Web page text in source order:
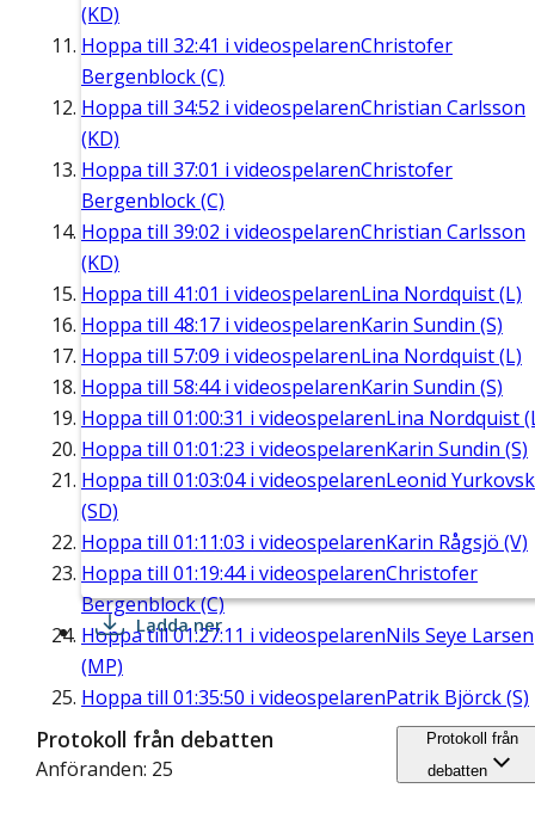
(KD)
Hoppa till 32:41 i videospelarenChristofer
Bergenblock (C)
Hoppa till 34:52 i videospelarenChristian Carlsson
(KD)
Hoppa till 37:01 i videospelarenChristofer
Bergenblock (C)
Hoppa till 39:02 i videospelarenChristian Carlsson
(KD)
Hoppa till 41:01 i videospelarenLina Nordquist (L)
Hoppa till 48:17 i videospelarenKarin Sundin (S)
Hoppa till 57:09 i videospelarenLina Nordquist (L)
Hoppa till 58:44i videospelarenKarin Sundin (S)
Hoppa till 01:00:31 i videospelarenLina Nordquist
Hoppa till 01:01:23 i videospelarenKarin Sundin (S)
Hoppa till 01:03:04i videospelarenLeonid
(SD)
Hoppa till 01:11:03 i videospelarenKarin Rågsjö (V)
Hoppa till 01:19:44i videospelarenChristofer
Bergenblock (C)
Hoppa till01:27:11 i videospelarenNils Seye Larsen
(MP)
Hoppa till 01:35:50 i videospelarenPatrik Björck (S)
Ladda ner
Protokoll från debatten
Anföranden: 25
Protokoll från
debatten